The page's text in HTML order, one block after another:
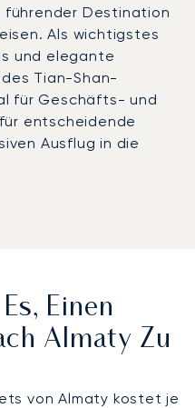
führender Destination
Als wichtigstes
und elegante
Tian-Shan-
für Geschäfts- und
entscheidende
Ausflug in die
Fluges individuell an
geschäftliche
um sich einfach
erfrischt und bereit
Carlton oder einem
Einen
Almaty Zu
von Almaty kostet je